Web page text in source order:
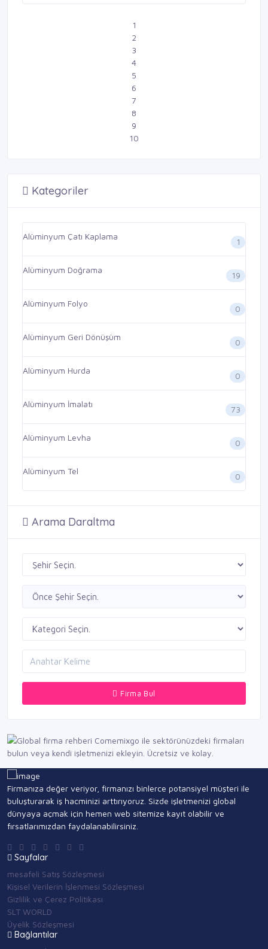
1
2
3
4
5
6
7
8
9
10
Kategoriler
Alüminyum Çatı Kaplama
1
Alüminyum Doğrama
19
Alüminyum Folyo
0
Alüminyum Geri Dönüşüm
0
Alüminyum Hurda
0
Alüminyum İmalatı
73
Alüminyum Levha
0
Alüminyum Tel
0
Arama Daraltma
Firma Bul
Firmanıza değer veriyor, firmanızı binlerce potansiyel müşteri ile
buluşturarak iş hacminizi arttırıyoruz. Sizde işletmenizi global
dünyaya açmak için hemen web sitemize kayıt olabilir ve
fırsatlarımızdan faydalanabilirsiniz.
Sayfalar
mesafeli Satış Sözleşmesi
Kişisel Verilerin İşlenmesi Sözleşmesi
Gizlilik ve Çerez Politikası
SLT WORLD
Üyelik Sözleşmesi
Bağlantılar